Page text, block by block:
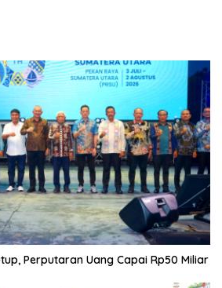
Perputaran Uang Capai Rp50 Miliar